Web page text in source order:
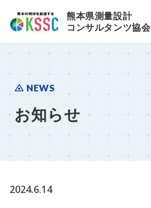
熊本県測量設計
コンサルタンツ協会
NEWS
お知らせ
2024.6.14